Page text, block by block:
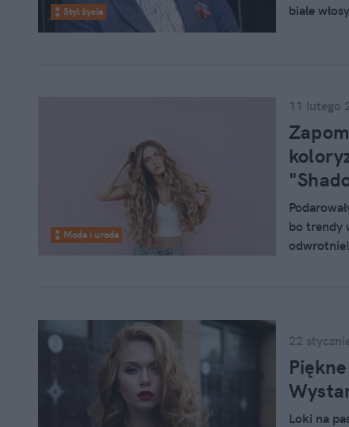
Styl życia
białe
Moda i uroda
11 lutego
bo trendy
22
Loki na